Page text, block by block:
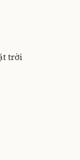
trời